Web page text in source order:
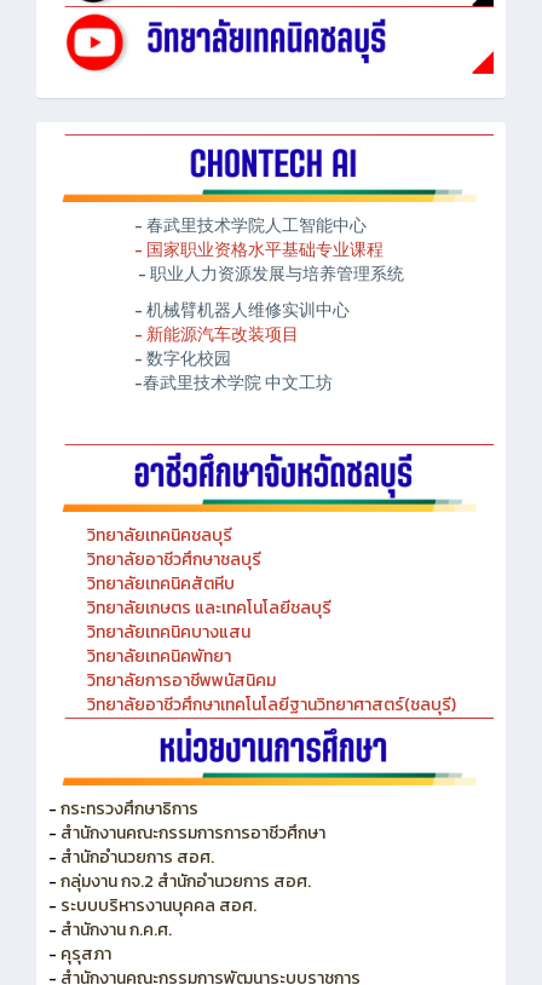
- 春武里技术学院人工智能中心
- 国家职业资格水平基础专业课程
- 职业人力资源发展与培养管理系统
- 机械臂机器人维修实训中心
- 新能源汽车改装项目
- 数字化校园
-春武里技术学院 中文工坊
วิทยาลัยเทคนิคชลบุรี
วิทยาลัยอาชีวศึกษาชลบุรี
วิทยาลัยเทคนิคสัตหีบ
วิทยาลัยเกษตร และเทคโนโลยีชลบุรี
วิทยาลัยเทคนิคบางแสน
วิทยาลัยเทคนิคพัทยา
วิทยาลัยการอาชีพพนัสนิคม
วิทยาลัยอาชีวศึกษาเทคโนโลยีฐานวิทยาศาสตร์(ชลบุรี)
-กระทรวงศึกษาธิการ
- สำนักงานคณะกรรมการการอาชีวศึกษา
- สำนักอำนวยการ สอศ.
-กลุ่มงาน กจ.2 สำนักอำนวยการ สอศ.
- ระบบบริหารงานบุคคล สอศ.
- สำนักงาน ก.ค.ศ.
- คุรุสภา
- สำนักงานคณะกรรมการพัฒนาระบบราชการ